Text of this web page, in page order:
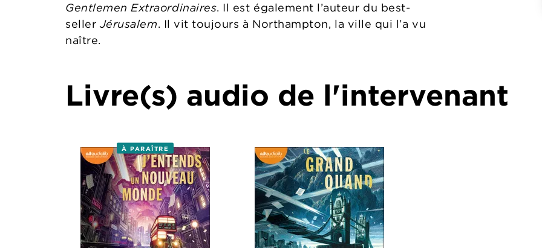
Gentlemen Extraordinaires. Il est également l’auteur du best-
seller Jérusalem. Il vit toujours à Northampton, la ville qui l’a vu
naître.
Livre(s) audio de l'intervenant
À PARAÎTRE